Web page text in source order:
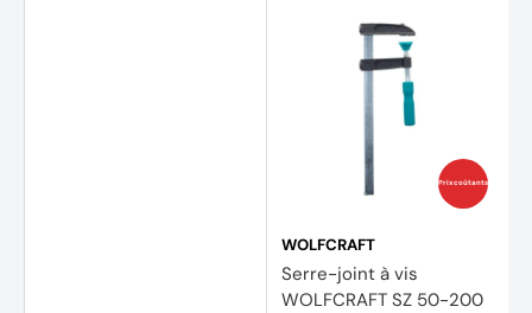
Prix coûtants
WOLFCRAFT
Serre-joint à vis
WOLFCRAFT SZ 50-200